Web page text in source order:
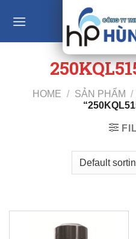
HOME / SẢN PHẨM /